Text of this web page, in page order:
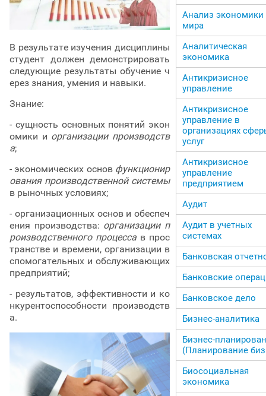
В результате изучения дисциплины
студент должен демонстрировать
следующие результаты обучение ч
ерез знания, умения и навыки.
Знание:
- сущность основных понятий экон
омики и организации производств
а;
- экономических основ функционир
ования производственной системы
в рыночных условиях;
- организационных основ и обеспеч
ения производства: организации п
роизводственного процесса в прос
транстве и времени, организации в
спомогательных и обслуживающих
предприятий;
- результатов, эффективности и ко
нкурентоспособности производств
а.
Анализ экономики
мира
Аналитическая
экономика
Антикризисное
управление
Антикризисное
управление в
организациях
услуг
Антикризисное
управление
предприятием
Аудит
Аудит в учетных
системах
Банковская
Банковские
Банковское дело
Бизнес-аналитика
Бизнес-
(Планирование
Биосоциальная
экономика